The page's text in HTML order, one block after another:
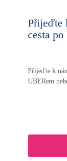
Přijeďte
cesta po
Přijeďte k
UBERem